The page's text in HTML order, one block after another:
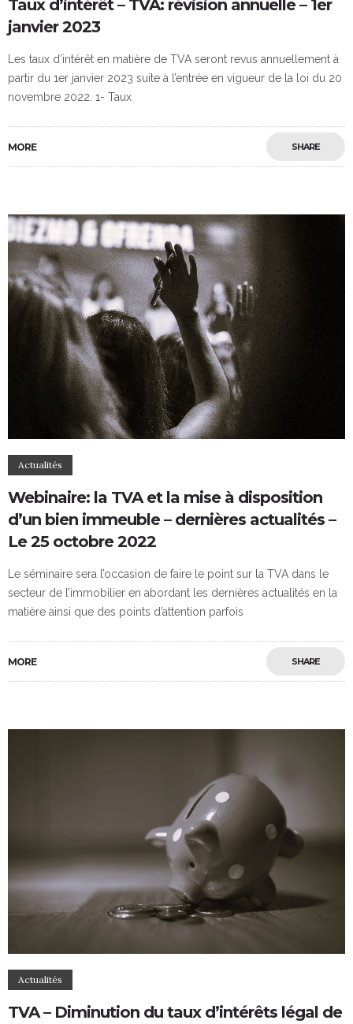
Taux d’intérêt – TVA: révision annuelle – 1er
janvier 2023
Les taux d’intérêt en matière de TVA seront revus annuellement à
partir du 1er janvier 2023 suite à l’entrée en vigueur de la loi du 20
novembre 2022. 1- Taux
MORE SHARE
Actualités
Webinaire: la TVA et la mise à disposition
d’un bien immeuble – dernières actualités –
Le 25 octobre 2022
Le séminaire sera l’occasion de faire le point sur la TVA dans le
secteur de l’immobilier en abordant les dernières actualités en la
matière ainsi que des points d’attention parfois
MORE SHARE
Actualités
TVA – Diminution du taux d’intérêts légal de